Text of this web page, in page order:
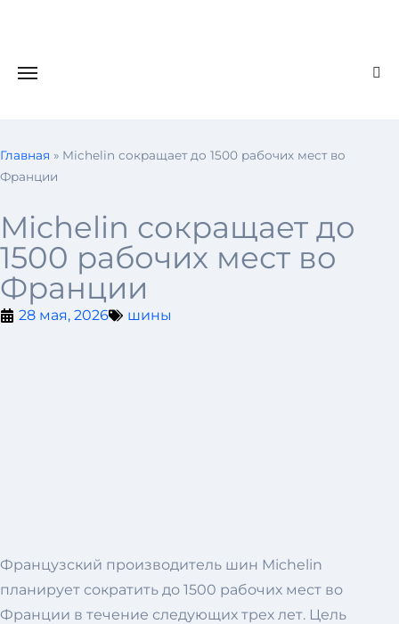
Главная » Michelin сокращает до 1500 рабочих мест во
Франции
Michelin сокращает до
1500 рабочих мест во
Франции
28 мая, 2026 шины
Французский производитель шин Michelin
планирует сократить до 1500 рабочих мест во
Франции в течение следующих трех лет. Цель